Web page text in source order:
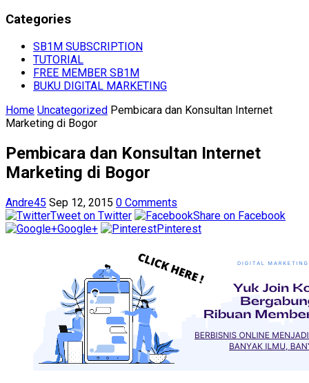
Categories
SB1M SUBSCRIPTION
TUTORIAL
FREE MEMBER SB1M
BUKU DIGITAL MARKETING
Home Uncategorized Pembicara dan Konsultan Internet
Marketing di Bogor
Pembicara dan Konsultan Internet
Marketing di Bogor
Andre45 Sep 12, 2015 0 Comments
Tweet on Twitter
Share on Facebook
Google+
Pinterest